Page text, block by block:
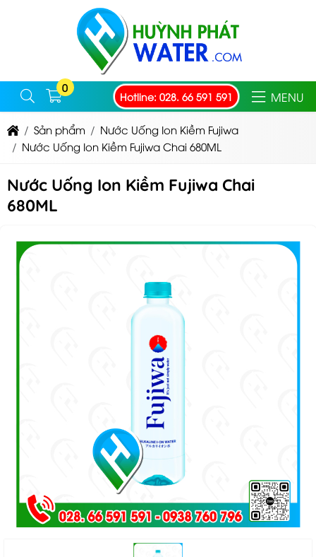
0
Hotline: 028. 66 591 591 MENU
Sản phẩm
Nước Uống Ion Kiềm Fujiwa
Nước Uống Ion Kiềm Fujiwa Chai 680ML
Nước Uống Ion Kiềm Fujiwa Chai
680ML